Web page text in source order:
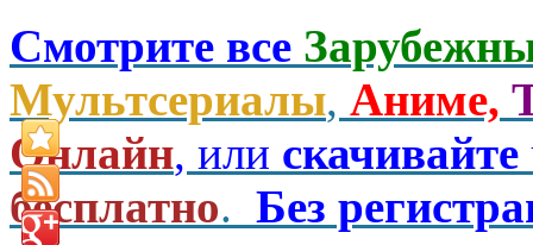
Смотрите все
Мультсериалы, Аниме,
Онлайн, или скачивайте
бесплатно. Без